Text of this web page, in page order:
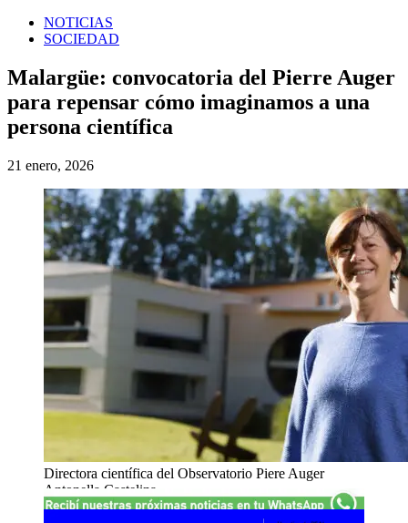
NOTICIAS
SOCIEDAD
Malargüe: convocatoria del Pierre Auger
para repensar cómo imaginamos a una
persona científica
21 enero, 2026
Directora científica del Observatorio Piere Auger
Antonella Castelina,